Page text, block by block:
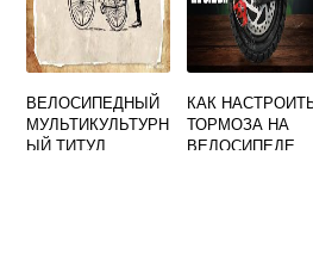
ВЕЛОСИПЕДНЫЙ
МУЛЬТИКУЛЬТУРН
ЫЙ ТИТУЛ
КАК
ТОРМОЗА НА
ВЕЛОСИПЕДЕ